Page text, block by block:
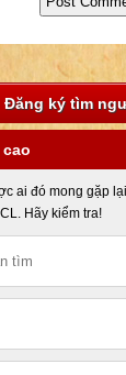
Đăng ký tìm
ai đó mong gặp
Hãy kiểm tra!